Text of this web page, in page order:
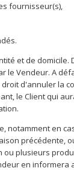
fournisseur(s),
et de domicile.
le Vendeur. A
d'annuler la
le Client qui
notamment en
précédente,
plusieurs
en informera